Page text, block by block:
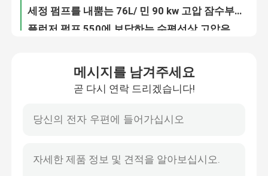
저희와 연락
전기 수력전기 시험 펌프
30 kw 1000 바 물 총 기계 하이드로블 라스트 고압세척기 디젤 엔진 드라이브
녹 표면 제거를 위한 수력전기 발파용 기구 워터 제트 수력전기 총
메시지를 남겨주세요
곧 다시 연락 드리겠습니다!